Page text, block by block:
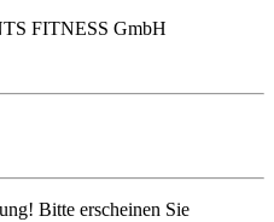
FITNESS GmbH
Bitte erscheinen Sie